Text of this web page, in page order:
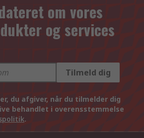
om vores
og services
Tilmeld dig
du afgiver, når du tilmelder dig
behandlet i overensstemmelse
.